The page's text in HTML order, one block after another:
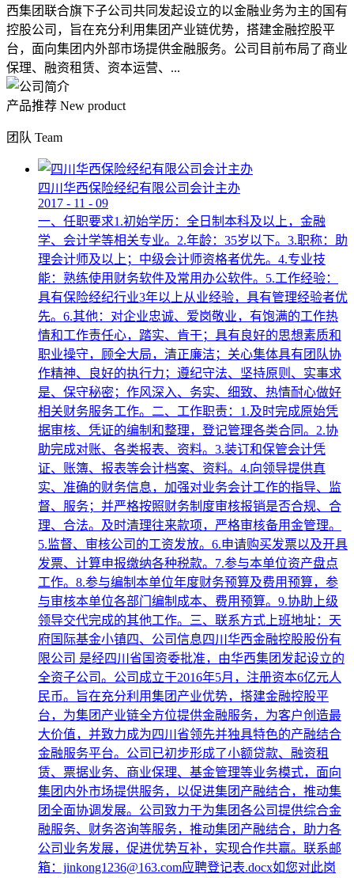
西集团联合旗下子公司共同发起设立的以金融业务为主的国有
控股公司，旨在充分利用集团产业链优势，搭建金融控股平
台，面向集团内外部市场提供金融服务。公司目前布局了商业
保理、融资租赁、资本运营、...
产品推荐 New product
团队 Team
四川华西保险经纪有限公司会计主办
2017 - 11 - 09
一、任职要求1.初始学历：全日制本科及以上，金融
学、会计学等相关专业。2.年龄：35岁以下。3.职称：助
理会计师及以上；中级会计师资格者优先。4.专业技
能：熟练使用财务软件及常用办公软件。5.工作经验：
具有保险经纪行业3年以上从业经验，具有管理经验者优
先。6.其他：对企业忠诚、爱岗敬业，有饱满的工作热
情和工作责任心，踏实、肯干；具有良好的思想素质和
职业操守，顾全大局，清正廉洁；关心集体具有团队协
作精神、良好的执行力；遵纪守法、坚持原则、实事求
是、保守秘密；作风深入、务实、细致、热情耐心做好
相关财务服务工作。二、工作职责：1.及时完成原始凭
据审核、凭证的编制和整理，登记管理各类合同。2.协
助完成对账、各类报表、资料。3.装订和保管会计凭
证、账簿、报表等会计档案、资料。4.向领导提供真
实、准确的财务信息，加强对业务会计工作的指导、监
督、服务；并严格按照财务制度审核报销是否合规、合
理、合法。及时清理往来款项，严格审核备用金管理。
5.监督、审核公司的工资发放。6.申请购买发票以及开具
发票、计算申报缴纳各种税款。7.参与本单位资产盘点
工作。8.参与编制本单位年度财务预算及费用预算，参
与审核本单位各部门编制成本、费用预算。9.协助上级
领导交代完成的其他工作。三、联系方式上班地址：天
府国际基金小镇四、公司信息四川华西金融控股股份有
限公司 是经四川省国资委批准，由华西集团发起设立的
全资子公司。公司成立于2016年5月，注册资本6亿元人
民币。旨在充分利用集团产业优势，搭建金融控股平
台，为集团产业链全方位提供金融服务，为客户创造最
大价值，并致力成为四川省领先并独具特色的产融结合
金融服务平台。公司已初步形成了小额贷款、融资租
赁、票据业务、商业保理、基金管理等业务模式，面向
集团内外市场提供服务，以促进集团产融结合，推动集
团全面协调发展。公司致力于为集团各公司提供综合金
融服务、财务咨询等服务，推动集团产融结合，助力各
公司业务发展，促进优势互补，实现合作共赢。联系邮
箱：jinkong1236@163.com应聘登记表.docx如您对此岗